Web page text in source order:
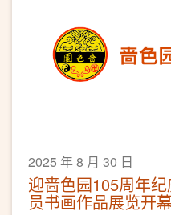
2025 年 8 月 30 日
迎啬色园105周年
员书画作品展览开